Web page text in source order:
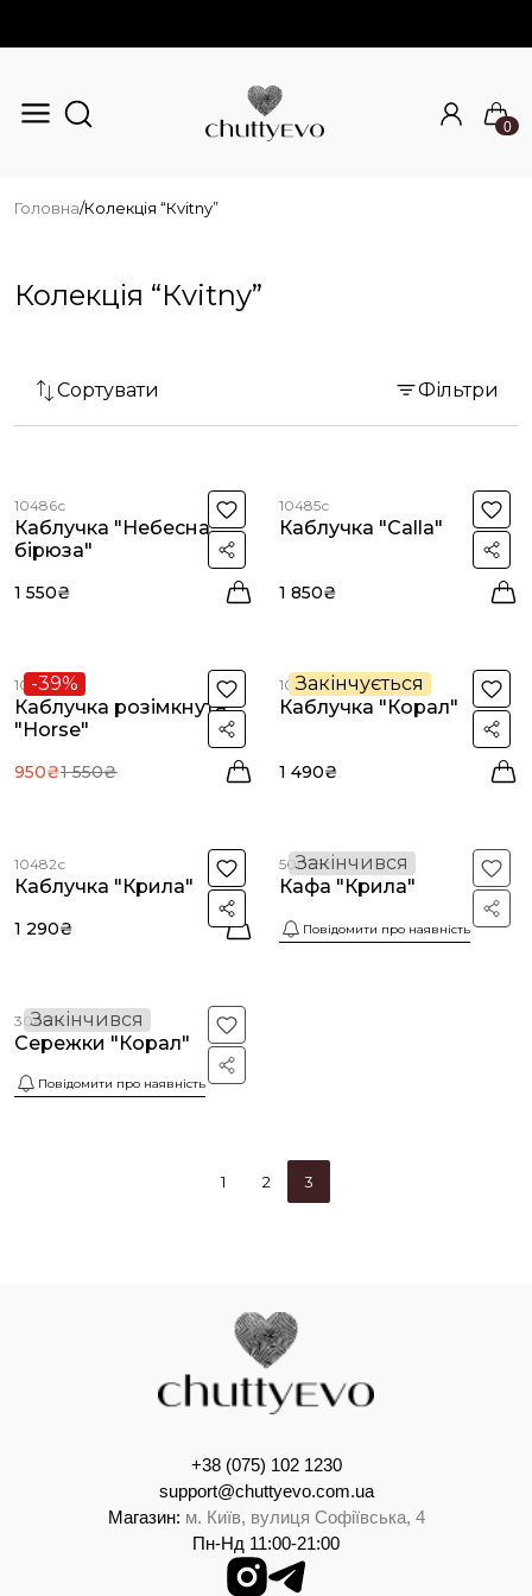
0
Головна/Колекція “Кvitny”
Колекція “Кvitny”
Сортувати Фільтри
10486с
Каблучка "Небесна
бірюза"
1 550₴
10485с
Каблучка "Calla"
1 850₴
-39%
10484с
Каблучка розімкнута
"Horse"
950₴1 550₴
Закінчується
10483с
Каблучка "Корал"
1 490₴
10482с
Каблучка "Крила"
1 290₴
Закінчився
50035с
Кафа "Крила"
Повідомити про наявність
Закінчився
30481с
Сережки "Корал"
Повідомити про наявність
1 2 3
+38 (075) 102 1230
support@chuttyevo.com.ua
Магазин: м. Київ, вулиця Софіївська, 4
Пн-Нд 11:00-21:00